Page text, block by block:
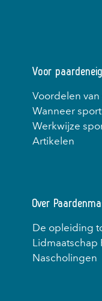
Voor
Voordelen
Wanneer
Werkwijze
Artikelen
Over
De opleiding
Lidmaatschap
Nascholingen